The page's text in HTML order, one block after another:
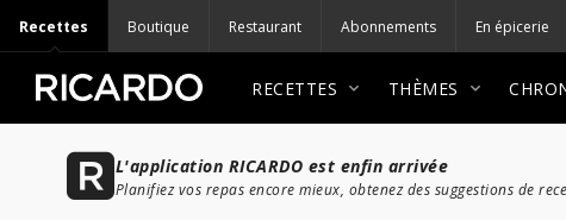
Recettes Boutique Restaurant Abonnements En épicerie
RECETTES THÈMES
L'application RICARDO est enfin arrivée
Planifiez vos repas encore mieux, obtenez des suggestions de